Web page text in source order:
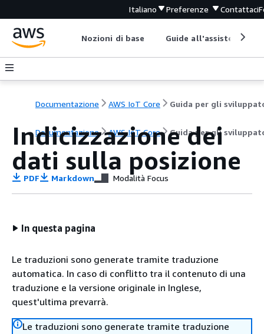
Italiano Preferenze Contattaci
Nozioni di base Guide all'assistenza
Documentazione AWS IoT Core Guida per gli
Documentazione AWS IoT Core Guida per gli
Indicizzazione dei
dati sulla posizione
PDF Markdown Modalità Focus
In questa pagina
Le traduzioni sono generate tramite traduzione
automatica. In caso di conflitto tra il contenuto di una
traduzione e la versione originale in Inglese,
quest'ultima prevarrà.
Le traduzioni sono generate tramite traduzione